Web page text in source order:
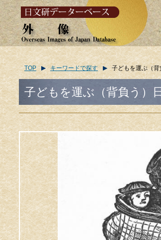
TOP キーワードで探す 子どもを運ぶ（
子どもを運ぶ（背負う）